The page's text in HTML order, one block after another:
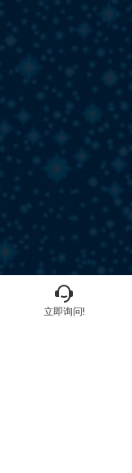
立即询问!